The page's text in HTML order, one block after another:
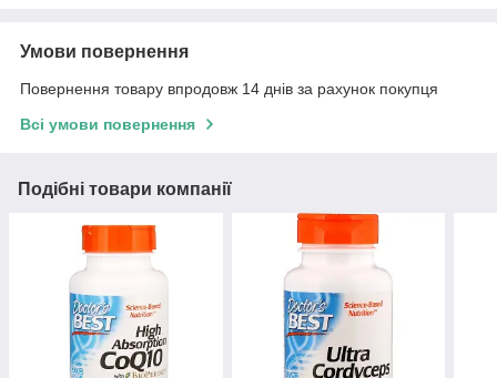
Умови повернення
Повернення товару впродовж 14 днів за рахунок покупця
Всі умови повернення
Подібні товари компанії